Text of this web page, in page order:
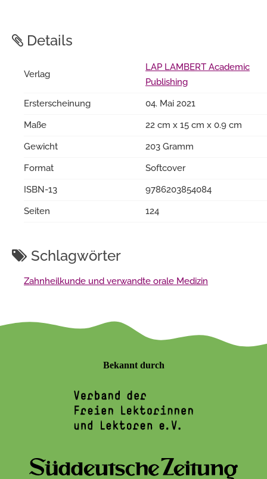
Details
Verlag
LAP LAMBERT Academic
Publishing
Ersterscheinung
04. Mai 2021
Maße
22 cm x 15 cm x 0.9 cm
Gewicht
203 Gramm
Format
Softcover
ISBN-13
9786203854084
Seiten
124
Schlagwörter
Zahnheilkunde und verwandte orale Medizin
Bekannt durch